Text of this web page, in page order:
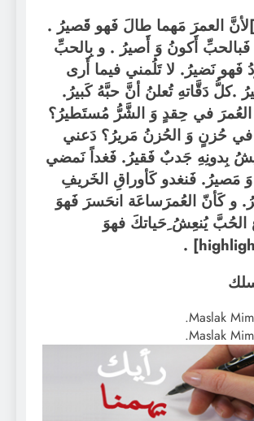
[highlight]لأنَّ العمرَ مَهما طالَ فَهو قَصيرُ .
أَكونُ وَ أَصيرُ . و بِالحبِّ
فَهو نَضيرُ. لا تَلُمني فيما أَرى
.كلُّ دَقَّاتهِ تُعلنُ أنَّ حبَّهُ كَبيرُ.
في حِقدٍ وَ الشَّرُّ مُستَطيرُ؟
حُزنٍ وَ الحُزنُ مَريرُ؟ دَعني
بِدونِهِ جَدبٌ فَقيرُ. فَغداً نَمضي
مَصيرُ. فَنغدو كَأوراقِ الخَريفِ
و كَأنّ العُمرَساعَة انحَسرَ فَهوَ
يُنعِشُ ِحَياتكَ فهوَ